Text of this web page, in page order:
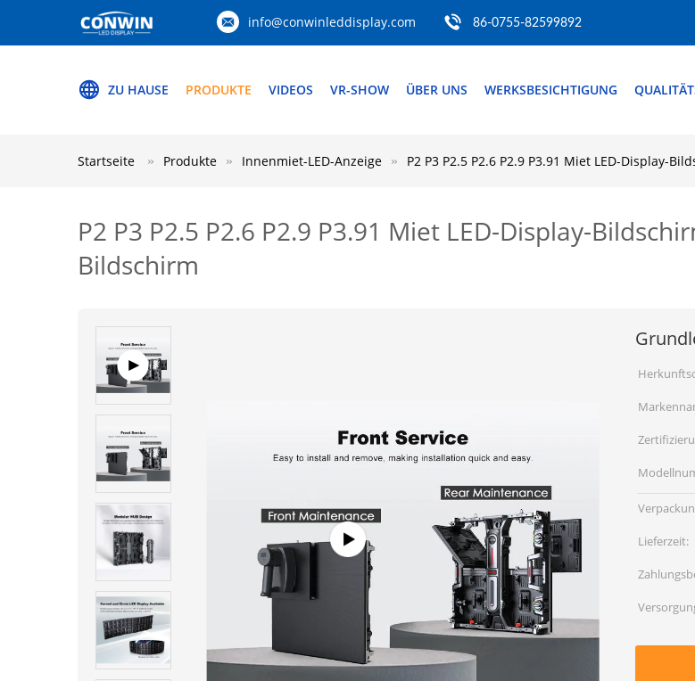
info@conwinleddisplay.com 86-0755-82599892
ZU HAUSE PRODUKTE VIDEOS VR-SHOW ÜBER UNS WERKSBESICHTIGUNG
Startseite Produkte Innenmiet-LED-Anzeige P2 P3 P2.5 P2.6 P2.9 P3.91 Miet LED-Display-
P2 P3 P2.5 P2.6 P2.9 P3.91 Miet LED-Display-
Bildschirm
Lieferzeit: